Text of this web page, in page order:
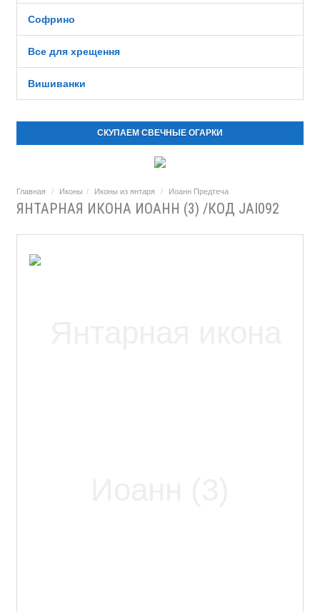
Софрино
Все для хрещення
Вишиванки
СКУПАЕМ СВЕЧНЫЕ ОГАРКИ
Главная Иконы Иконы из янтаря Иоанн Предтеча
ЯНТАРНАЯ ИКОНА ИОАНН (3) /КОД JAI092